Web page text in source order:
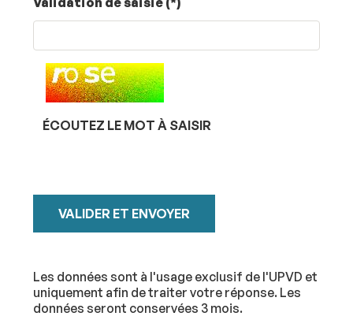
pour
robots.
vous
êtes
merci
vide.
ÉCOUTEZ LE MOT À SAISIR
Les données sont à l'usage exclusif de l'UPVD et
uniquement afin de traiter votre réponse. Les
données seront conservées 3 mois.